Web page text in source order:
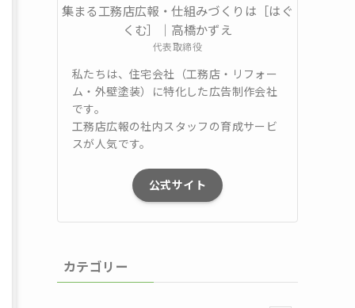
集まる工務店広報・仕組みづくりは［はぐ
くむ］｜高橋かずえ
代表取締役
私たちは、住宅会社（工務店・リフォー
ム・外壁塗装）に特化した広告制作会社
です。
工務店広報の社内スタッフの育成サービ
スが人気です。
公式サイト
カテゴリー